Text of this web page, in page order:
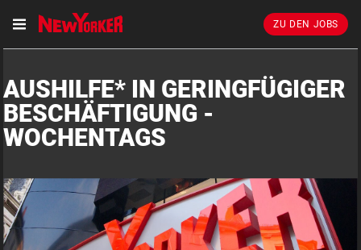
ZU DEN JOBS
AUSHILFE* IN GERINGFÜGIGER
BESCHÄFTIGUNG -
WOCHENTAGS